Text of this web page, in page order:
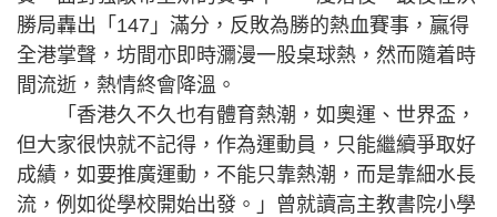
勝局轟出「147」滿分，反敗為勝的熱血賽事，贏得
全港掌聲，坊間亦即時瀰漫一股桌球熱，然而隨着時
間流逝，熱情終會降溫。
「香港久不久也有體育熱潮，如奧運、世界盃，
但大家很快就不記得，作為運動員，只能繼續爭取好
成績，如要推廣運動，不能只靠熱潮，而是靠細水長
流，例如從學校開始出發。」曾就讀高主教書院小學